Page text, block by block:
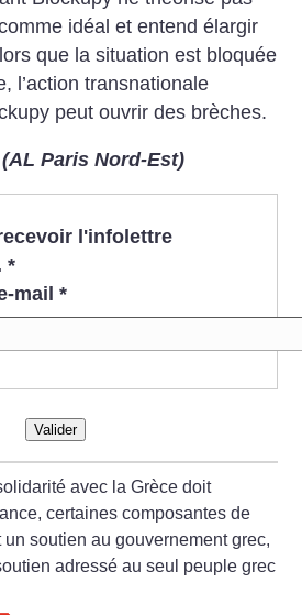
idéal et entend élargir
que la situation est bloquée
l’action transnationale
peut ouvrir des brèches.
Paris Nord-Est)
l'infolettre
*
mail *
Valider
avec la Grèce doit
certaines composantes de
soutien au gouvernement grec,
adressé au seul peuple grec